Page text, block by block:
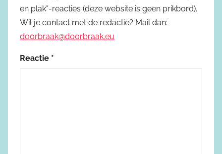
en plak"-reacties (deze website is geen prikbord).
Wil je contact met de redactie? Mail dan:
doorbraak@doorbraak.eu
Reactie *